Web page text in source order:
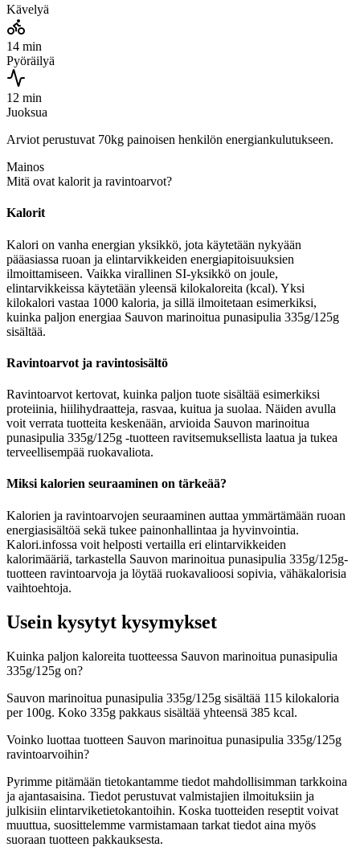
Kävelyä
14 min
Pyöräilyä
12 min
Juoksua
Arviot perustuvat 70kg painoisen henkilön energiankulutukseen.
Mainos
Mitä ovat kalorit ja ravintoarvot?
Kalorit
Kalori on vanha energian yksikkö, jota käytetään nykyään
pääasiassa ruoan ja elintarvikkeiden energiapitoisuuksien
ilmoittamiseen. Vaikka virallinen SI-yksikkö on joule,
elintarvikkeissa käytetään yleensä kilokaloreita (kcal). Yksi
kilokalori vastaa 1000 kaloria, ja sillä ilmoitetaan esimerkiksi,
kuinka paljon energiaa Sauvon marinoitua punasipulia 335g/125g
sisältää.
Ravintoarvot ja ravintosisältö
Ravintoarvot kertovat, kuinka paljon tuote sisältää esimerkiksi
proteiinia, hiilihydraatteja, rasvaa, kuitua ja suolaa. Näiden avulla
voit verrata tuotteita keskenään, arvioida Sauvon marinoitua
punasipulia 335g/125g -tuotteen ravitsemuksellista laatua ja tukea
terveellisempää ruokavaliota.
Miksi kalorien seuraaminen on tärkeää?
Kalorien ja ravintoarvojen seuraaminen auttaa ymmärtämään ruoan
energiasisältöä sekä tukee painonhallintaa ja hyvinvointia.
Kalori.infossa voit helposti vertailla eri elintarvikkeiden
kalorimääriä, tarkastella Sauvon marinoitua punasipulia 335g/125g-
tuotteen ravintoarvoja ja löytää ruokavalioosi sopivia, vähäkalorisia
vaihtoehtoja.
Usein kysytyt kysymykset
Kuinka paljon kaloreita tuotteessa Sauvon marinoitua punasipulia
335g/125g on?
Sauvon marinoitua punasipulia 335g/125g sisältää 115 kilokaloria
per 100g. Koko 335g pakkaus sisältää yhteensä 385 kcal.
Voinko luottaa tuotteen Sauvon marinoitua punasipulia 335g/125g
ravintoarvoihin?
Pyrimme pitämään tietokantamme tiedot mahdollisimman tarkkoina
ja ajantasaisina. Tiedot perustuvat valmistajien ilmoituksiin ja
julkisiin elintarviketietokantoihin. Koska tuotteiden reseptit voivat
muuttua, suosittelemme varmistamaan tarkat tiedot aina myös
suoraan tuotteen pakkauksesta.